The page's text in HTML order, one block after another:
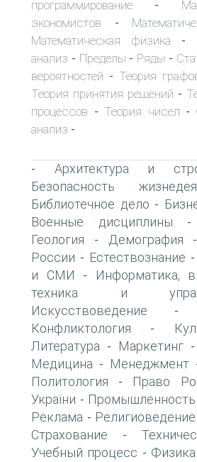
программирование -
экономистов -
Математическая физика -
анализ - Пределы - Ряды -
вероятностей - Теория
Теория принятия решений -
процессов - Теория чисел -
анализ -
- Архитектура и
Безопасность
Библиотечное дело -
Военные дисциплины
Геология - Демография
России - Естествознание -
и СМИ -
Информатика,
техника и
Искусствоведение
Конфликтология -
Литература - Маркетинг -
Медицина - Менеджмент
Политология - Право
України - Промышленность
Реклама - Религиоведение
Страхование -
Учебный процесс - Физика